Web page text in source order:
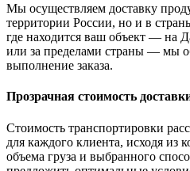
Мы осуществляем доставку
территории России, но и в
где находится ваш объект — на
или за пределами страны — мы
выполнение заказа.
Прозрачная стоимость
Стоимость транспортировки
для каждого клиента, исходя из
объема груза и выбранного